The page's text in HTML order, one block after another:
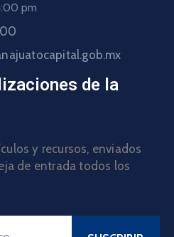
pm
de la
y recursos, enviados
de entrada todos los